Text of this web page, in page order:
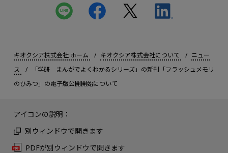
キオクシア株式会社 ホーム キオクシア株式会社について
ニュー
ス
「学研 まんがでよくわかるシリーズ」の新刊「フラッシュメモリ
のひみつ」の電子版公開開始について
アイコンの説明：
別ウィンドウで開きます
PDFが別ウィンドウで開きます